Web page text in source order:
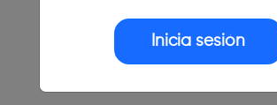
Inicia sesión